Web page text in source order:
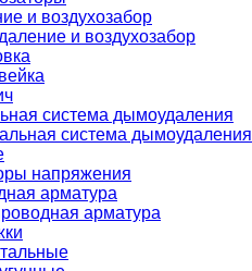
и воздухозабор
и воздухозабор
система дымоудаления
система дымоудаления
напряжения
арматура
арматура